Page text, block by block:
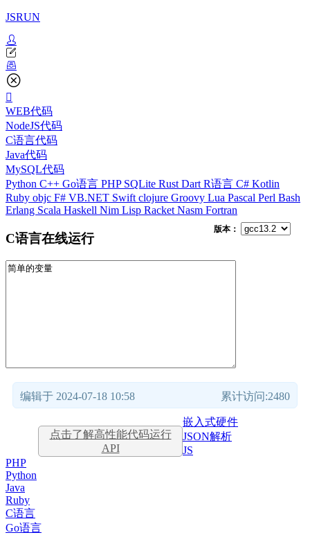
JSRUN
WEB代码
NodeJS代码
C语言代码
Java代码
MySQL代码
Python C++ Go语言 PHP SQLite Rust Dart R语言 C# Kotlin
Ruby objc F# VB.NET Swift clojure Groovy Lua Pascal Perl Bash
Erlang Scala Haskell Nim Lisp Racket Nasm Fortran
C语言在线运行
版本：
编辑于 2024-07-18 10:58 累计访问:2480
点击了解高性能代码运行
API
嵌入式硬件
JSON解析
JS
PHP
Python
Java
Ruby
C语言
Go语言